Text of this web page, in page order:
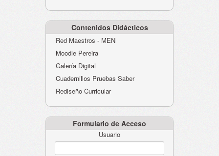
Contenidos Didácticos
Red Maestros - MEN
Moodle Pereira
Galería Digital
Cuadernillos Pruebas Saber
Rediseño Curricular
Formulario de Acceso
Usuario